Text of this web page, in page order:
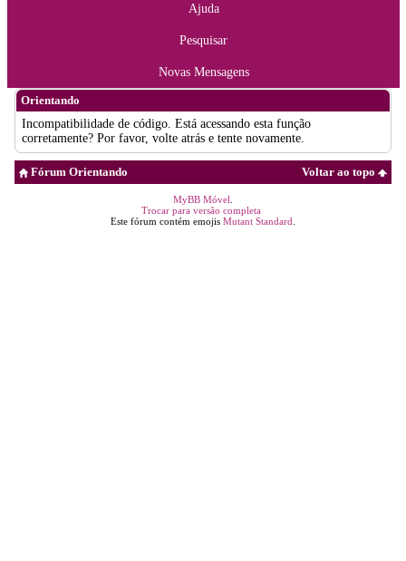
Ajuda
Pesquisar
Novas Mensagens
Orientando
Incompatibilidade de código. Está acessando esta função
corretamente? Por favor, volte atrás e tente novamente.
Voltar ao topo
Fórum Orientando
MyBB Móvel
Trocar para versão completa
Este fórum contém emojis Mutant Standard